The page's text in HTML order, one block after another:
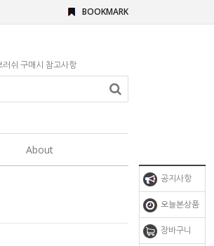
공지사항
오늘본상품
장바구니
BOOKMARK
의사항이 있을 때
러쉬 구매시 참고사항
About